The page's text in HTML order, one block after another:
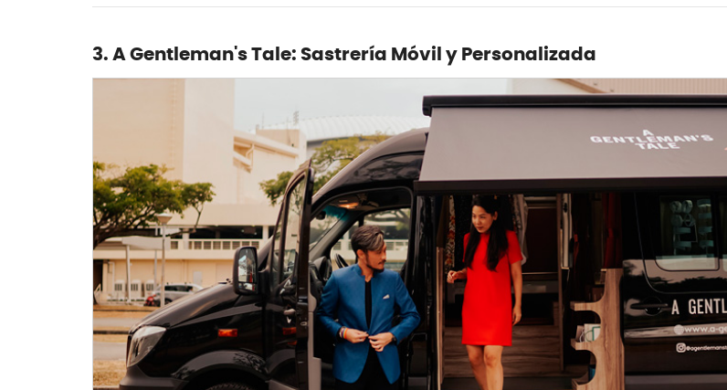
3. A Gentleman's Tale: Sastrería Móvil y Personalizada